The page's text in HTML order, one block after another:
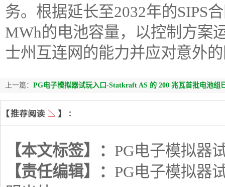
务。根据延长至2032年的SIPS
MWh的电池容量，以控制方案
士州互连网的能力并应对意外
上一篇： PG电子模拟器试玩入口-Statkraft AS 的 200 兆瓦首批电池组
【本文标签】： PG电子模拟器
【责任编辑】： PG电子模拟器